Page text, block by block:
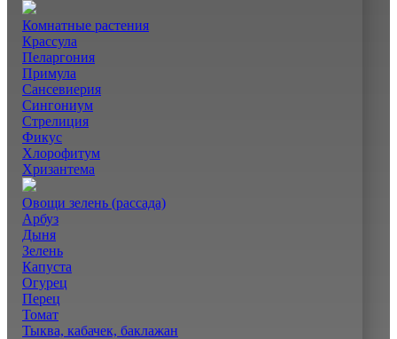
Комнатные растения
Крассула
Пеларгония
Примула
Сансевиерия
Сингониум
Стрелиция
Фикус
Хлорофитум
Хризантема
Овощи зелень (рассада)
Арбуз
Дыня
Зелень
Капуста
Огурец
Перец
Томат
Тыква, кабачек, баклажан